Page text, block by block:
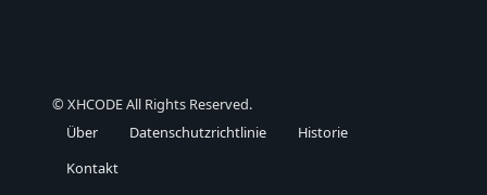
© XHCODE All Rights Reserved.
Über
Datenschutzrichtlinie
Historie
Kontakt